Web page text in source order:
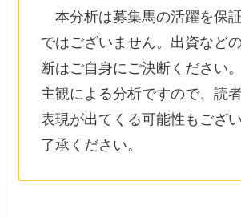
本分析は募集馬の活躍を保
ではございません。出資など
断はご自身にご決断ください
主観による分析ですので、読
表現が出てくる可能性もござ
了承ください。